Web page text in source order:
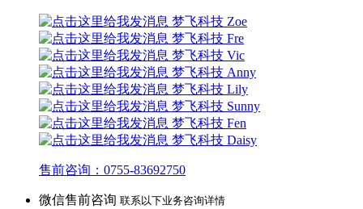
梦飞科技 Zoe
梦飞科技 Fre
梦飞科技 Vic
梦飞科技 Anny
梦飞科技 Lily
梦飞科技 Sunny
梦飞科技 Fen
梦飞科技 Daisy
售前咨询：0755-83692750
微信售前咨询 联系以下业务咨询详情